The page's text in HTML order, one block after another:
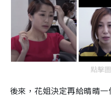
點擊
後來，花姐決定再給晴晴一